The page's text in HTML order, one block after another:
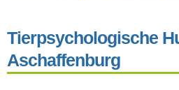
Tierpsychologische
Aschaffenburg